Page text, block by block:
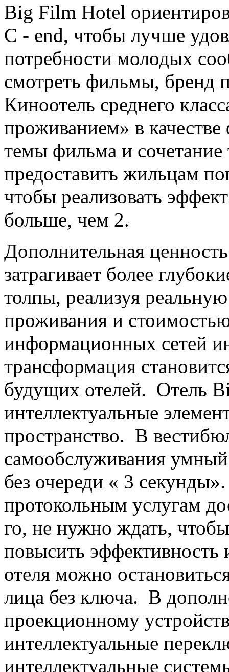
Big Film Hotel
C - end, чтобы лучше
потребности молодых
смотреть фильмы, бренд
Киноотель среднего
проживанием» в качестве
темы фильма и
предоставить жильцам
чтобы реализовать
больше, чем 2.
Дополнительная
затрагивает более
толпы, реализуя
проживания и
информационных сетей
трансформация
будущих отелей. Отель
интеллектуальные
пространство. В
самообслуживания умный
без очереди « 3
протокольным услугам
го, не нужно ждать,
повысить
отеля можно
лица без ключа. В
проекционному
интеллектуальные
интеллектуальные